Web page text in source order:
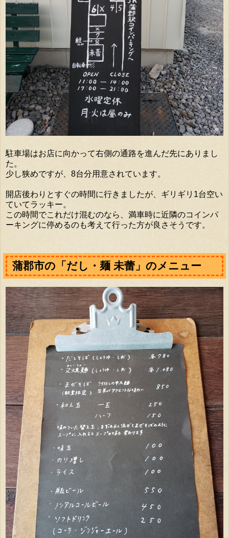
駐車場はお店に向かって右側の通路を進んだ先にありまし
た。
少し狭めですが、8台分用意されています。
開店後わりとすぐの時間に行きましたが、ギリギリ1台空い
ていてラッキー。
この時間でこれだけ混むのなら、満車時に近隣のコインパ
ーキングに停めるのも考えて行った方が良さそうです。
蒲郡市の「だし・麺 未蕾」のメニュー